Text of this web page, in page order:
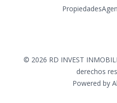
Propiedades
© 2026 RD INVEST
derechos
Powered by